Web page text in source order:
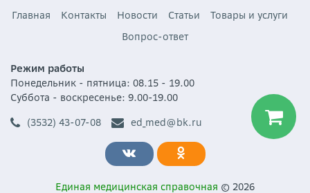
Главная Контакты Новости Статьи
Товары и услуги
Вопрос-ответ
Режим работы
Понедельник - пятница: 08.15 - 19.00
Суббота - воскресенье: 9.00-19.00
(3532) 43-07-08
ed_med@bk.ru
Единая медицинская справочная © 2026